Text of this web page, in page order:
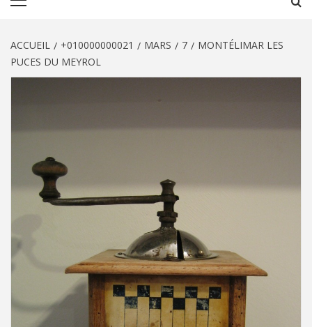
ACCUEIL +010000000021 MARS 7
MONTÉLIMAR LES
PUCES DU MEYROL